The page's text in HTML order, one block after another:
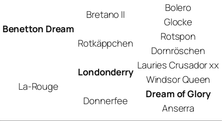
Benetton Dream
Bretano II
Bolero
Glocke
Rotkäppchen
Rotspon
Dornröschen
La-Rouge
Londonderry
Lauries Crusador xx
Windsor Queen
Donnerfee
Dream of Glory
Anserra